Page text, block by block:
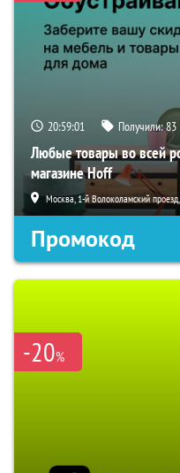
20:59:00 Получили:83
Любые товары во всей
магазине Hoff
Москва, 1-й Волоколамский
Промокод
-20%